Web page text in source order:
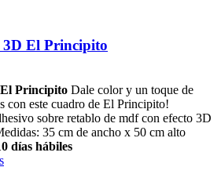
El Principito
Principito Dale color y un toque de
con este cuadro de El Principito!
sobre retablo de mdf con efecto 3D
35 cm de ancho x 50 cm alto
días hábiles